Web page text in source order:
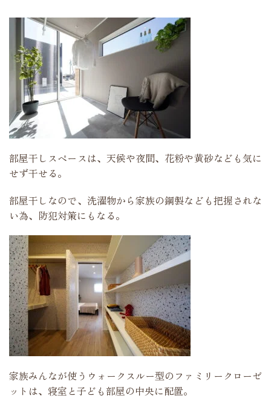
部屋干しスペースは、天候や夜間、花粉や黄砂なども気に
せず干せる。
部屋干しなので、洗濯物から家族の鋼製なども把握されな
い為、防犯対策にもなる。
家族みんなが使うウォークスルー型のファミリークローゼ
ットは、寝室と子ども部屋の中央に配置。